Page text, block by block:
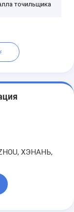
точильщика
ХЭНАНЬ,